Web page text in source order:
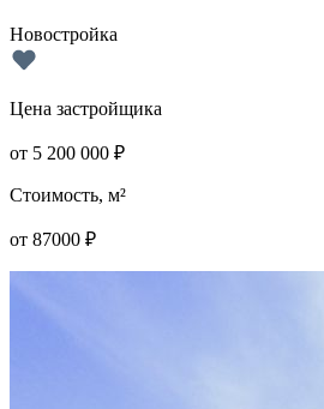
Новостройка
Цена застройщика
от 5 200 000 ₽
Стоимость, м²
от 87000 ₽